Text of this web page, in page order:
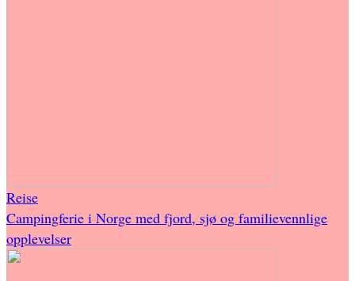
Reise
Campingferie i Norge med fjord, sjø og familievennlige
opplevelser